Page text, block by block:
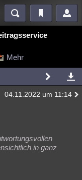
Mystery Kriminalfälle
Mehr
04.11.2022 um 11:14
in ganz